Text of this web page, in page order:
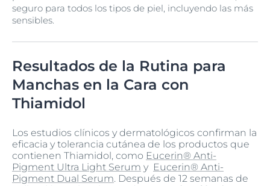
seguro para todos los tipos de piel, incluyendo las más
sensibles.
Resultados de la Rutina para
Manchas en la Cara con
Thiamidol
Los estudios clínicos y dermatológicos confirman la
eficacia y tolerancia cutánea de los productos que
contienen Thiamidol, como Eucerin® Anti-
Pigment Ultra Light Serum y Eucerin® Anti-
Pigment Dual Serum. Después de 12 semanas de